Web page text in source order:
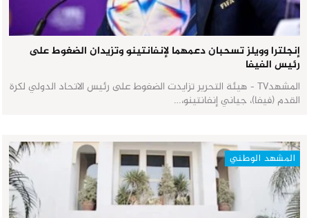
إنجلترا وويلز تسحبان دعمهما لإنفانتينو وتزيدان الضغوط على
رئيس الفيفا
المشهدTV - هيئة التحرير تزايدت الضغوط على رئيس الاتحاد الدولي لكرة
القدم (فيفا)، جياني إنفانتينو،…
المشهد الوطني